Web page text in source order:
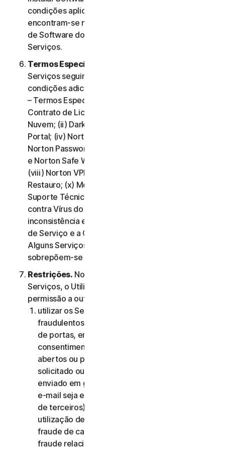
condições aplicáveis à utilização desse Software
encontram-se na Cláusula 3.ª – Termos de Licença
de Software do presente Contrato de Licença e
Serviços.
Termos Específicos de Alguns Serviços.
Serviços seguintes estão sujeitos a termos e
condições adicionais, estabelecidos na Cláusula 4.ª
– Termos Específicos de Alguns Serviços do
Contrato de Licença e Serviços: (i) Backup na
Nuvem; (ii) Dark Web Monitoring; (iii) Norton Credit
Portal; (iv) Norton Family e Controlo Parental; (v)
Norton Password Manager; (vi) Norton Safe Search
e Norton Safe Web; (vii) Norton Small Business;
(viii) Norton VPN (ix) Serviços de Suporte de
Restauro; (x) Monitorização de Redes Sociais e (xi)
Suporte Técnico (incluindo Promessa de Proteção
contra Vírus do Norton). Em caso de conflito ou
inconsistência entre a Cláusula 2.ª – Termos Gerais
de Serviço e a Cláusula 4.ª – Termos Específicos de
Alguns Serviços, os termos da Cláusula 4.ª
sobrepõem-se aos da Cláusula 2.ª.
Restrições. No que diz respeito à utilização dos
Serviços, o Utilizador não pode, nem pode dar
permissão a outra pessoa para:
utilizar os Serviços para quaisquer fins
fraudulentos, incluindo, sem limitação, análise
de portas, envio de spam, envio de e-mails de
consentimento, análise de reencaminhamentos
abertos ou proxies abertos, envio de e-mail não
solicitado ou qualquer versão ou tipo de e-mail
enviado em grandes quantidades (mesmo que o
e-mail seja encaminhado através de servidores
de terceiros), qualquer imposição de pop-ups,
utilização de cartões de crédito roubados,
fraude de cartões de crédito, fraude financeira,
fraude relacionada com criptomoedas,